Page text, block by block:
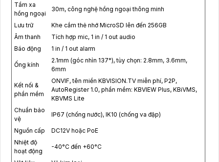
Tầm xa
hồng ngoại
30m, công nghệ hồng ngoại thông minh
Lưu trữ
Khe cắm thẻ nhớ MicroSD lên đến 256GB
Âm thanh
Tích hợp mic, 1 in / 1 out audio
Báo động
1 in / 1 out alarm
Ống kính
2.1mm (góc nhìn 137°), tùy chọn: 2.8mm, 3.6mm,
6mm
Kết nối &
phần mềm
ONVIF, tên miền KBVISION.TV miễn phí, P2P,
AutoRegister 1.0, phần mềm: KBVIEW Plus, KBiVMS,
KBVMS Lite
Chuẩn bảo
vệ
IP67 (chống nước), IK10 (chống va đập)
Nguồn cấp
DC12V hoặc PoE
Nhiệt độ
hoạt động
-40°C đến +60°C